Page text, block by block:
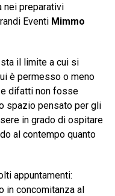
nei preparativi
Eventi Mimmo
il limite a cui si
è permesso o meno
difatti non fosse
spazio pensato per gli
in grado di ospitare
al contempo quanto
appuntamenti:
in concomitanza al